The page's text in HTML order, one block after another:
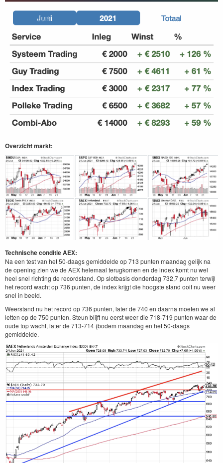
Overzicht markt:
Technische conditie AEX:
Na een test van het 50-daags gemiddelde op 713 punten maandag gelijk na
de opening zien we de AEX helemaal terugkomen en de index komt nu wel
heel snel richting de recordstand. Op slotbasis donderdag 732,7 punten terwijl
het record wacht op 736 punten, de index krijgt die hoogste stand ooit nu weer
snel in beeld.
Weerstand nu het record op 736 punten, later de 740 en daarna moeten we al
letten op de 750 punten. Steun blijft nu eerst weer die 718-719 punten waar de
oude top wacht, later de 713-714 (bodem maandag en het 50-daags
gemiddelde.